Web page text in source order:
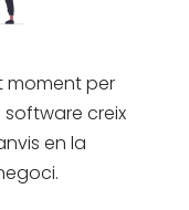
moment per
creix
en la